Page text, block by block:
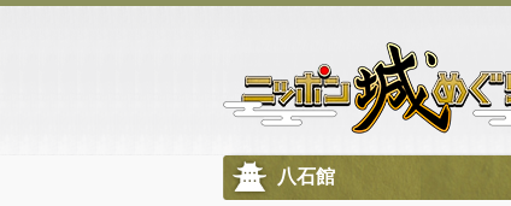
八石館